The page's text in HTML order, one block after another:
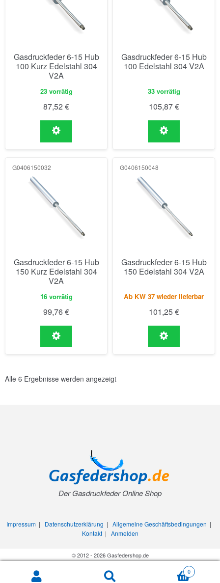
Gasdruckfeder 6-15 Hub
100 Kurz Edelstahl 304
V2A
23 vorrätig
87,52 €
Gasdruckfeder 6-15 Hub
100 Edelstahl 304 V2A
33 vorrätig
105,87€
G0406150032
Gasdruckfeder 6-15 Hub
150 Kurz Edelstahl 304
V2A
16 vorrätig
99,76€
G0406150048
Gasdruckfeder 6-15 Hub
150 Edelstahl 304 V2A
Ab KW 37 wieder lieferbar
101,25€
Alle 6 Ergebnisse werden angezeigt
0
Der Gasdruckfeder Online Shop
Impressum| Datenschutzerklärung | Allgemeine Geschäftsbedingungen |
Kontakt| Anmelden
© 2012 - 2026 Gasfedershop.de